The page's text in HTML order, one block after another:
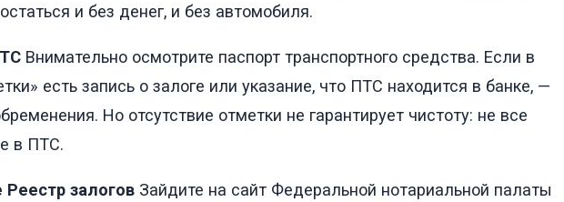
и без денег, и без автомобиля.
Внимательно осмотрите паспорт транспортного средства. Если в
есть запись о залоге или указание, что ПТС находится в банке, —
Но отсутствие отметки не гарантирует чистоту: не все
в ПТС.
залогов Зайдите на сайт Федеральной нотариальной палаты